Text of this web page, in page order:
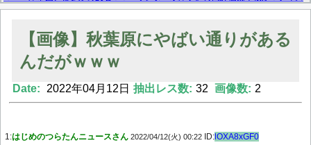
ニーCEOの「量より質」宣言の裏で渦巻くファンの本音とMCUの未来を徹底考
【モー娘。石田亜佑美】ファーストテイク出演も新規獲得ならず？北川莉央が1
【画像あり】FacebookとかTwitterで拾ったエロ画像貼ってくよ
【画像】秋葉原にやばい通りがある
んだがｗｗｗ
Date: 2022年04月12日 抽出レス数: 32 画像数: 2
1:はじめのつらたんニュースさん 2022/04/12(火) 00:22 ID: lOXA8xGF0